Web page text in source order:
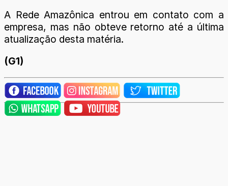
A Rede Amazônica entrou em contato com a
empresa, mas não obteve retorno até a última
atualização desta matéria.
(G1)